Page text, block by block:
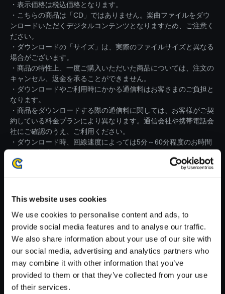
This website uses cookies
We use cookies to personalise content and ads, to
provide social media features and to analyse our traffic.
We also share information about your use of our site with
our social media, advertising and analytics partners who
may combine it with other information that you’ve
provided to them or that they’ve collected from your use
of their services.
・表示価格は税込価格となります。
・こちらの商品は「CD」ではありません。楽曲ファイルをダウ
ンロードいただくデジタルコンテンツとなりますため、ご注意く
ださい。
・ダウンロードの「サイズ」は、実際のファイルサイズと異なる
場合がございます。
・商品の特性上、一度ご購入いただいた商品については、注文の
キャンセル、返金を承ることができません。
・ダウンロードやご利用時にかかる通信料はお客さまのご負担と
なります。
・商品をダウンロードする際の通信料に関しては、お客様がご契
約している料金プランにより異なります。通信会社や携帯電話会
社にご確認のうえ、ご利用ください。
・ダウンロード時、回線速度によっては5分～60分程度のお時間
※ご購入いただいたファイルのダウンロードの際には、通信環境
【単曲】BlackLute ～Monster
Hunter Guitar Arrange～ 閃烈
なる蒼光／ジンオウガ